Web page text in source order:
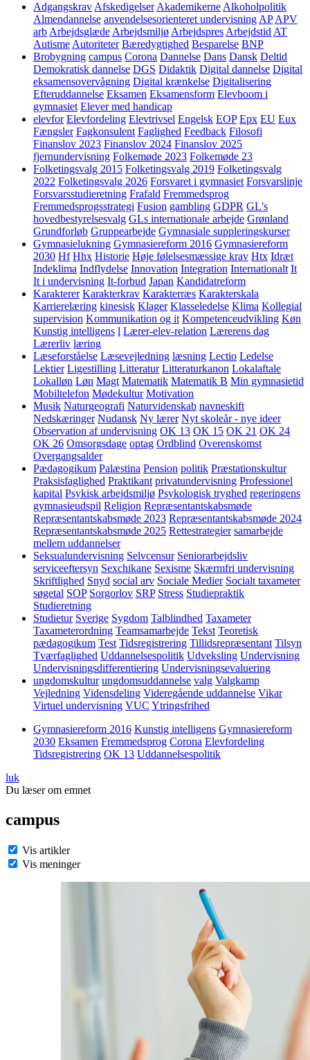
Adgangskrav Afskedigelser Akademikerne Alkoholpolitik
Almendannelse anvendelsesorienteret undervisning AP APV
arb Arbejdsglæde Arbejdsmiljø Arbejdspres Arbejdstid AT
Autisme Autoriteter Bæredygtighed Besparelse BNP
Brobygning campus Corona Dannelse Dans Dansk Deltid
Demokratisk dannelse DGS Didaktik Digital dannelse Digital
eksamensovervågning Digital krænkelse Digitalisering
Efteruddannelse Eksamen Eksamensform Elevboom i
gymnasiet Elever med handicap
elevfor Elevfordeling Elevtrivsel Engelsk EOP Epx EU Eux
Fængsler Fagkonsulent Faglighed Feedback Filosofi
Finanslov 2023 Finanslov 2024 Finanslov 2025
fjernundervisning Folkemøde 2023 Folkemøde 23
Folketingsvalg 2015 Folketingsvalg 2019 Folketingsvalg
2022 Folketingsvalg 2026 Forsvaret i gymnasiet Forsvarslinje
Forsvarsstudieretning Frafald Fremmedsprog
Fremmedsprogsstrategi Fusion gambling GDPR GL's
hovedbestyrelsesvalg GLs internationale arbejde Grønland
Grundforløb Gruppearbejde Gymnasiale suppleringskurser
Gymnasielukning Gymnasiereform 2016 Gymnasiereform
2030 Hf Hhx Historie Høje følelsesmæssige krav Htx Idræt
Indeklima Indflydelse Innovation Integration Internationalt It
It i undervisning It-forbud Japan Kandidatreform
Karakterer Karakterkrav Karakterræs Karakterskala
Karrierelæring kinesisk Klager Klasseledelse Klima Kollegial
supervision Kommunikation og it Kompetenceudvikling Køn
Kunstig intelligens l Lærer-elev-relation Lærerens dag
Lærerliv læring
Læseforståelse Læsevejledning læsning Lectio Ledelse
Lektier Ligestilling Litteratur Litteraturkanon Lokalaftale
Lokalløn Løn Magt Matematik Matematik B Min gymnasietid
Mobiltelefon Mødekultur Motivation
Musik Naturgeografi Naturvidenskab navneskift
Nedskæringer Nudansk Ny lærer Nyt skoleår - nye ideer
Observation af undervisning OK 13 OK 15 OK 21 OK 24
OK 26 Omsorgsdage optag Ordblind Overenskomst
Overgangsalder
Pædagogikum Palæstina Pension politik Præstationskultur
Praksisfaglighed Praktikant privatundervisning Professionel
kapital Psykisk arbejdsmiljø Psykologisk tryghed regeringens
gymnasieudspil Religion Repræsentantskabsmøde
Repræsentantskabsmøde 2023 Repræsentantskabsmøde 2024
Repræsentantskabsmøde 2025 Rettestrategier samarbejde
mellem uddannelser
Seksualundervisning Selvcensur Seniorarbejdsliv
serviceeftersyn Sexchikane Sexisme Skærmfri undervisning
Skriftlighed Snyd social arv Sociale Medier Socialt taxameter
søgetal SOP Sorgorlov SRP Stress Studiepraktik
Studieretning
Studietur Sverige Sygdom Talblindhed Taxameter
Taxameterordning Teamsamarbejde Tekst Teoretisk
pædagogikum Test Tidsregistrering Tillidsrepræsentant Tilsyn
Tværfaglighed Uddannelsespolitik Udveksling Undervisning
Undervisningsdifferentiering Undervisningsevaluering
ungdomskultur ungdomsuddannelse valg Valgkamp
Vejledning Vidensdeling Videregående uddannelse Vikar
Virtuel undervisning VUC Ytringsfrihed
Gymnasiereform 2016 Kunstig intelligens Gymnasiereform
2030 Eksamen Fremmedsprog Corona Elevfordeling
Tidsregistrering OK 13 Uddannelsespolitik
luk
Du læser om emnet
campus
Vis artikler
Vis meninger